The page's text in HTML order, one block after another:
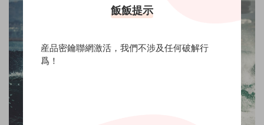
飯飯提示
産品密鑰聯網激活，我們不涉及任何破解行
爲！